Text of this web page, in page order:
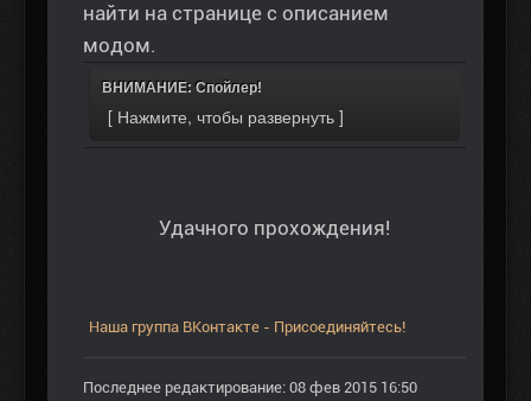
найти на странице с описанием
модом.
ВНИМАНИЕ: Спойлер!
Удачного прохождения!
Наша группа ВКонтакте - Присоединяйтесь!
Последнее редактирование: 08 фев 2015 16:50